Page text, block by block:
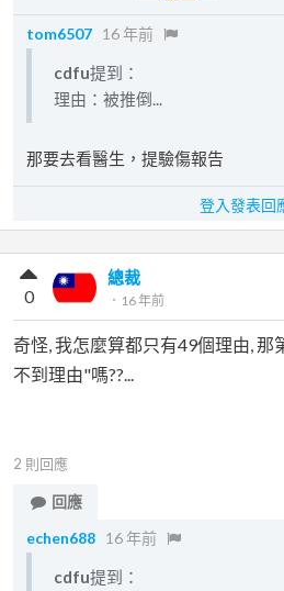
tom6507 16 年前
cdfu提到：
理由：被推倒...
那要去看醫生，提驗傷報告
登入發表回
總裁
． 16 年前
0
奇怪, 我怎麼算都只有49個理由,
不到理由"嗎??...
2 則回應
回應
echen688 16 年前
cdfu提到：